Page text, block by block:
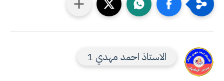
الاستاذ احمد مهدي 1